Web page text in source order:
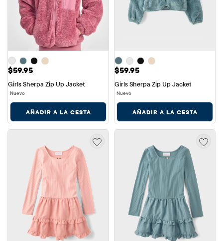
Precio: $59.95
$59.95
Girls Sherpa Zip Up Jacket
Nuevo
AÑADIR A LA CESTA
Precio: $59.95
$59.95
Girls Sherpa Zip Up Jacket
Nuevo
AÑADIR A LA CESTA